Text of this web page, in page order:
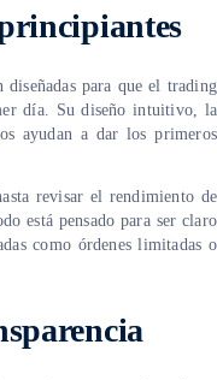
para que el trading
día. Su diseño intuitivo, la
ayudan a dar los primeros
revisar el rendimiento de
está pensado para ser claro
como órdenes limitadas o